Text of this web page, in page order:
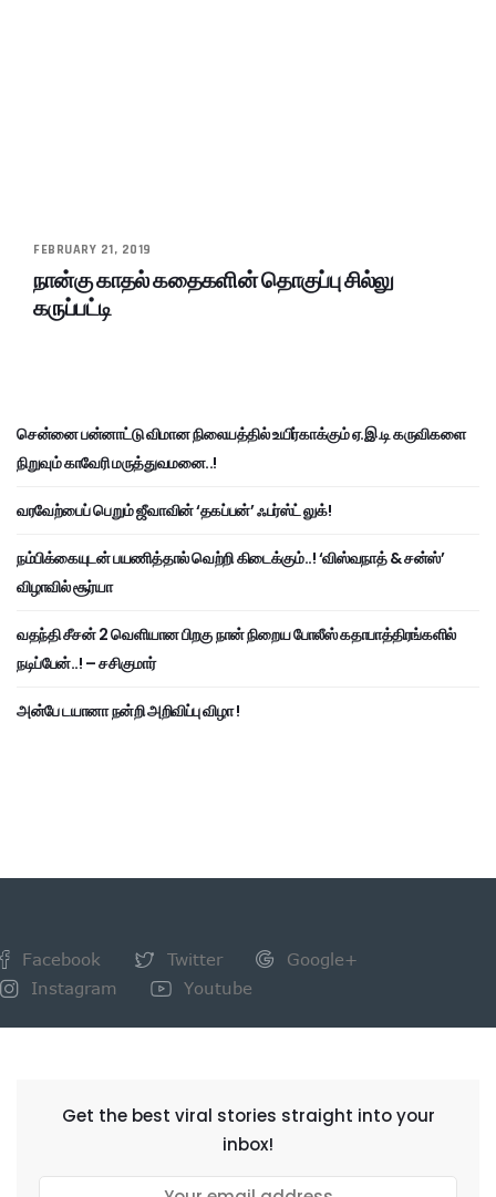
FEBRUARY 21, 2019
நான்கு காதல் கதைகளின் தொகுப்பு சில்லு
கருப்பட்டி
சென்னை பன்னாட்டு விமான நிலையத்தில் உயிர்காக்கும் ஏ.இ.டி கருவிகளை
நிறுவும் காவேரி மருத்துவமனை..!
வரவேற்பைப் பெறும் ஜீவாவின் ‘தகப்பன்’ ஃபர்ஸ்ட் லுக்!
நம்பிக்கையுடன் பயணித்தால் வெற்றி கிடைக்கும்..! ‘விஸ்வநாத் & சன்ஸ்’
விழாவில் சூர்யா
வதந்தி சீசன் 2 வெளியான பிறகு நான் நிறைய போலீஸ் கதாபாத்திரங்களில்
நடிப்பேன்..! – சசிகுமார்
அன்பே டயானா நன்றி அறிவிப்பு விழா !
Facebook Twitter
Google+
Instagram
Youtube
Get the best viral stories straight into your
inbox!